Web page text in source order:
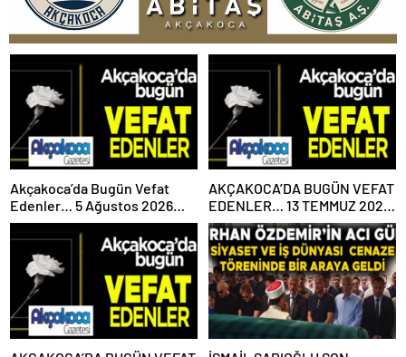
Akçakoca’da Bugün Vefat
Edenler… 5 Ağustos 2026
Çarşamba
AKÇAKOCA’DA BUGÜN VEFAT
EDENLER… 13 TEMMUZ 2026
PAZARTESİ